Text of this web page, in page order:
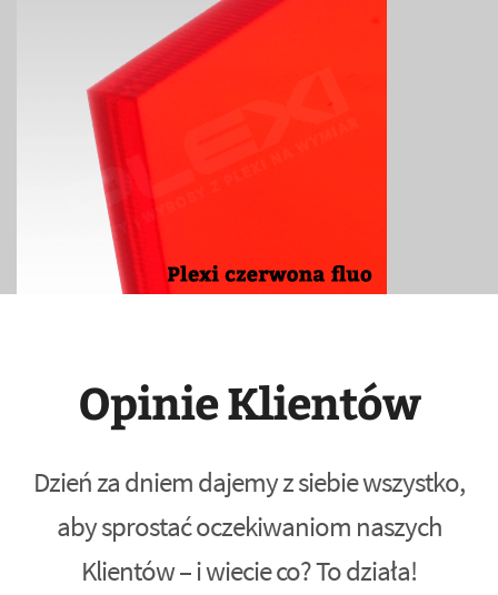
Opinie Klientów
Dzień za dniem dajemy z siebie wszystko,
aby sprostać oczekiwaniom naszych
Klientów – i wiecie co? To działa!